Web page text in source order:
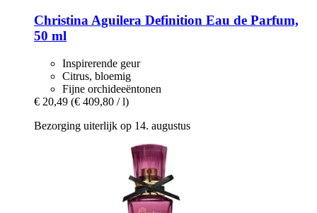
Christina Aguilera Definition Eau de Parfum,
50 ml
Inspirerende geur
Citrus, bloemig
Fijne orchideeëntonen
€ 20,49 (€ 409,80 / l)
Bezorging uiterlijk op 14. augustus